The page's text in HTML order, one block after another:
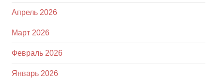
Апрель 2026
Март 2026
Февраль 2026
Январь 2026